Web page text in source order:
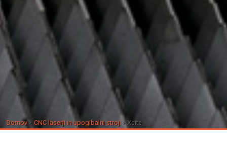
Domov CNC laserji in upogibalni stroji Xcite